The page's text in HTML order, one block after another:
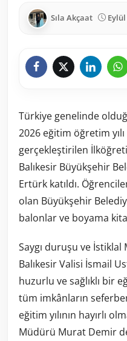
Sıla Akçaat Eylül
Türkiye genelinde
2026 eğitim öğretim
gerçekleştirilen
Balıkesir Büyükşehir
Ertürk katıldı.
olan Büyükşehir
balonlar ve boyama
Saygı duruşu ve
Balıkesir Valisi İsmail
huzurlu ve sağlıklı bir
tüm imkânların
eğitim yılının hayırlı
Müdürü Murat Demir